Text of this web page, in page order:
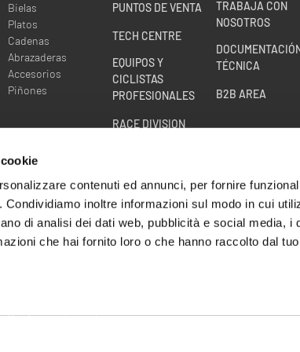
contenuti ed annunci, per fornire
inoltre informazioni sul modo in cui
di analisi dei dati web, pubblicità e social media, i
che hai fornito loro o che hanno raccolto dal
Bielas
Platos
Cadenas
Abrazaderas
Accesorios
Piñones
PUNTOS DE VENTA
TECH CENTRE
EQUIPOS Y
CICLISTAS
PROFESIONALES
RACE DIVISION
RUEDAS
CRASH
REPLACEMENT -
WHEEL BE BACK
TRABAJA CON
NOSOTROS
TÉCNICA
B2B AREA
Configuración cookies